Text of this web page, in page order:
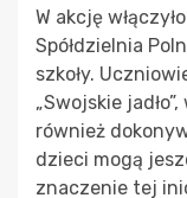
W akcję
Spółdzielnia
szkoły.
„Swojskie
również
dzieci mogą
znaczenie tej